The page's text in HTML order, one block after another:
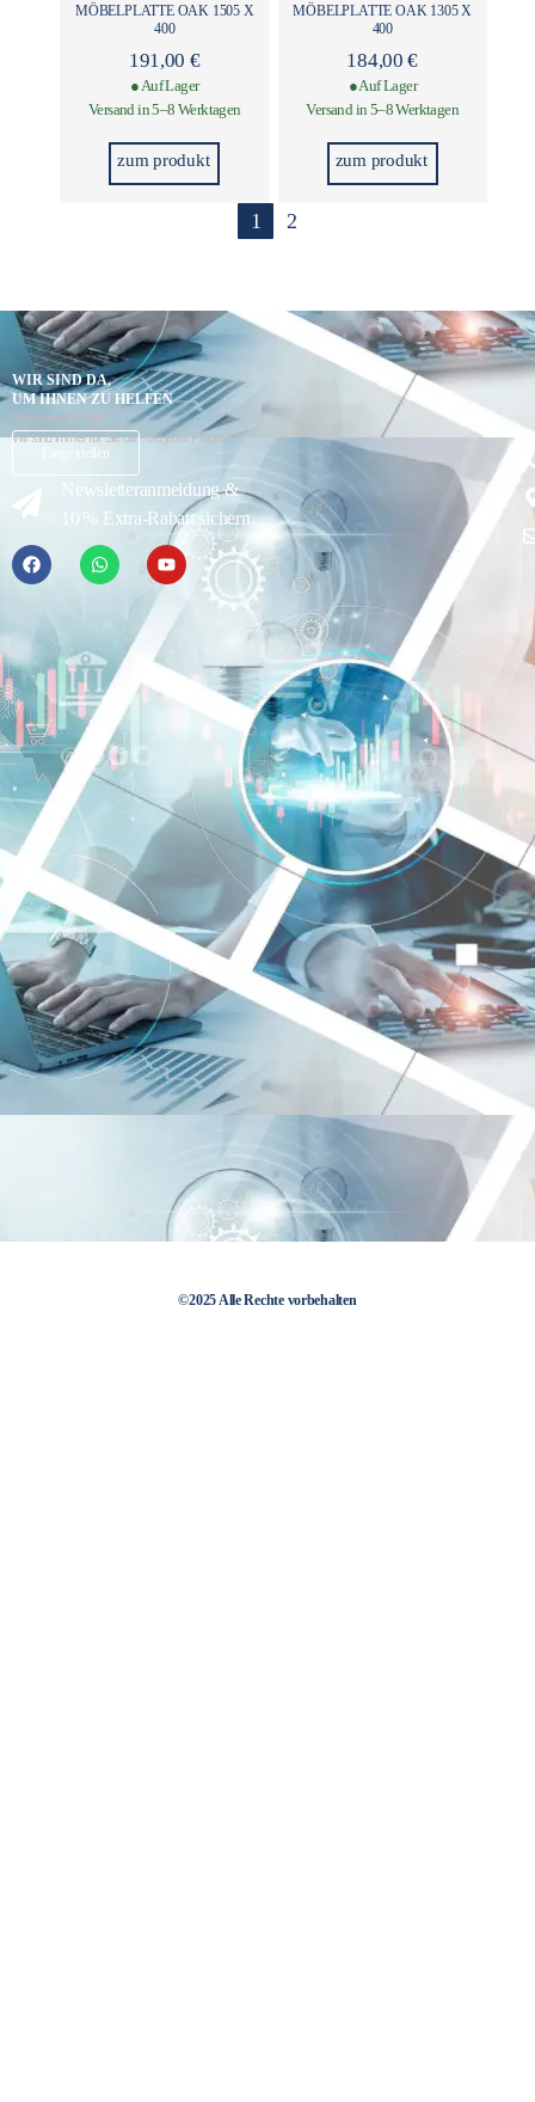
MÖBELPLATTE OAK 1505 X
400
191,00 €
● Auf Lager
Versand in 5–8 Werktagen
zum produkt
MÖBELPLATTE OAK 1305 X
400
184,00€
● Auf Lager
Versand in 5–8 Werktagen
zum produkt
1 2
WIR SIND DA,
UM IHNEN ZU HELFEN
Brauchen Sie Hilfe?
Wir sind immer für Sie da – bei jeder Frage.
Frage stellen
Newsletteranmeldung &
10 % Extra-Rabatt sichern.
©2025 Alle Rechte vorbehalten